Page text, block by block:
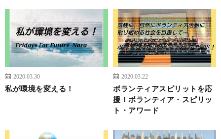
2020.03.30
私が環境を変える！
2020.03.22
ボランティアスピリットを応
援！ボランティア・スピリッ
ト・アワード